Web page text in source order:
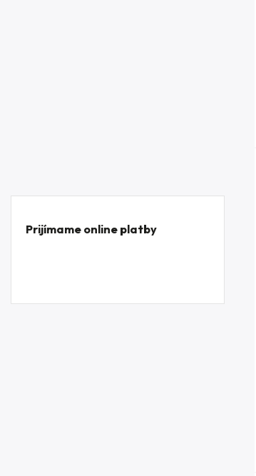
Prijímame online platby